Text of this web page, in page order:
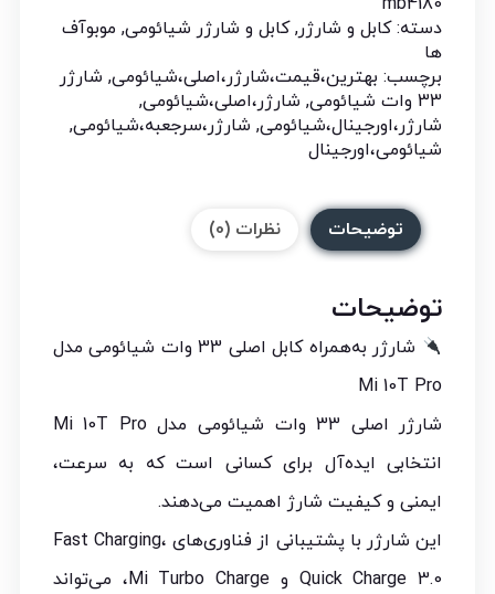
دسته:کابل و شارژر,کابل و شارژر شیائومی, موبوآف
ها
برچسب: بهترین،قیمت،شارژر،اصلی،شیائومی, شارژر
33 وات شیائومی
, شارژر،اصلی،شیائومی,
شارژر،اورجینال،شیائومی, شارژر،سرجعبه،شیائومی,
شیائومی،اورجینال
توضیحات نظرات (0)
توضیحات
شارژر به‌همراه کابل اصلی 33 وات شیائومی مدل
Mi 10T Pro
شارژر اصلی 33 وات شیائومی مدل Mi 10T Pro
انتخابی ایده‌آل برای کسانی است که به سرعت،
ایمنی و کیفیت شارژ اهمیت می‌دهند.
این شارژر با پشتیبانی از فناوری‌های Fast Charging،
Quick Charge 3.0 و Mi Turbo Charge، می‌تواند